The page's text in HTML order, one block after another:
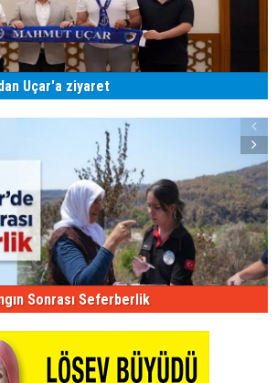
Uçar'a ziyaret
Sonrası Seferberlik